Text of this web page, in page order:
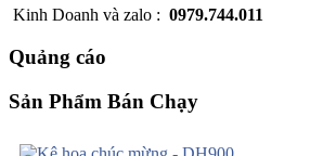
Kinh Doanh và zalo : 0979.744.011
Quảng cáo
Sản Phẩm Bán Chạy